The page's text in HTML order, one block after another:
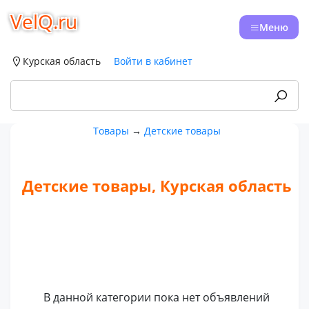
VelQ.ru Меню
Курская область Войти в кабинет
Товары → Детские товары
Детские товары, Курская область
В данной категории пока нет объявлений